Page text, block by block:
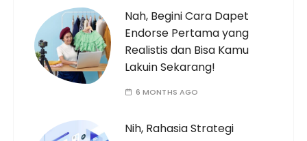
Nah, Begini Cara Dapet
Endorse Pertama yang
Realistis dan Bisa Kamu
Lakuin Sekarang!
6 MONTHS AGO
Nih, Rahasia Strategi